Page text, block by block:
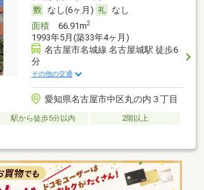
なし(6ヶ月)
なし
面積66.91m2
1993年5月(築33年4ヶ月)
名古屋市名城線 名古屋城駅 徒歩6
分
その他の交通
愛知県名古屋市中区丸の内３丁目
駅から徒歩5分以内
2階以上